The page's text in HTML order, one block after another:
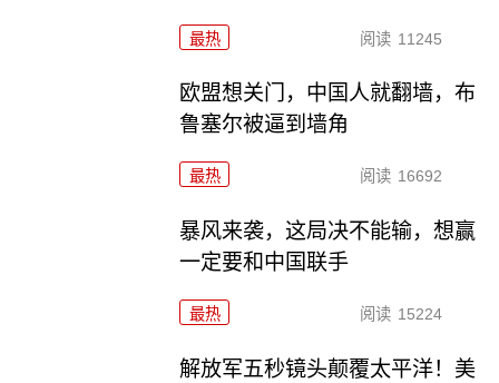
最热 阅读 11245
欧盟想关门，中国人就翻墙，布
鲁塞尔被逼到墙角
最热 阅读 16692
暴风来袭，这局决不能输，想赢
一定要和中国联手
最热 阅读 15224
解放军五秒镜头颠覆太平洋！美